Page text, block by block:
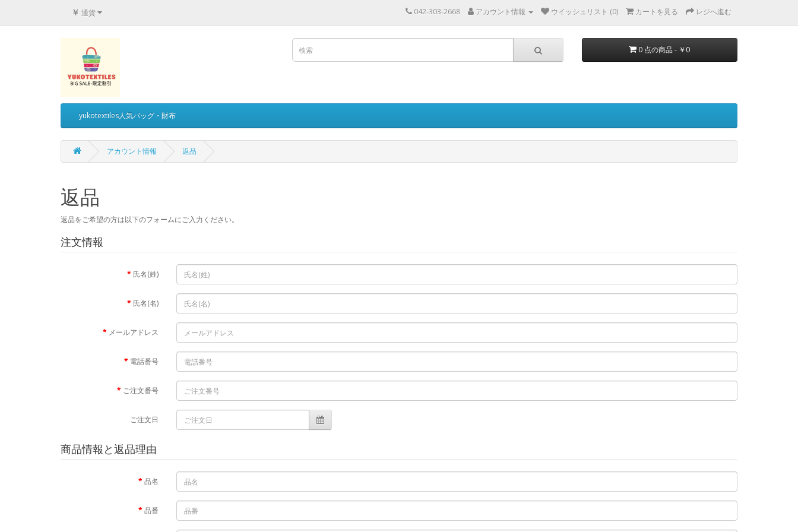
￥ 通貨 042-303-2668 アカウント情報 ウイッシュリスト (0) カートを見る レジへ進む
0 点の商品 - ￥0
yukotextiles人気バッグ・財布
アカウント情報 返品
返品
返品をご希望の方は以下のフォームにご入力ください。
注文情報
氏名(姓)
氏名(名)
メールアドレス
電話番号
ご注文番号
ご注文日
商品情報と返品理由
品名
品番